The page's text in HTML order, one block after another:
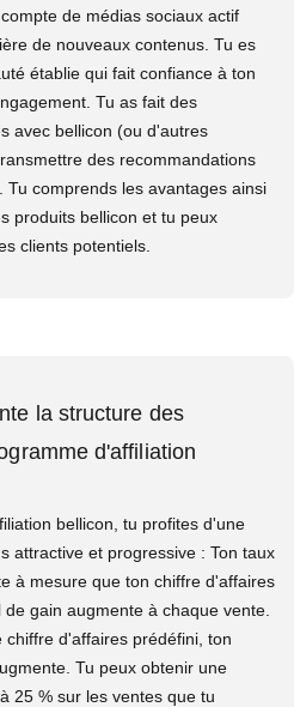
de médias sociaux actif
de nouveaux contenus. Tu es
établie qui fait confiance à ton
Tu as fait des
avec bellicon (ou d'autres
des recommandations
Tu comprends les avantages ainsi
produits bellicon et tu peux
clients potentiels.
la structure des
d'affiliation
bellicon, tu profites d'une
attractive et progressive : Ton taux
à mesure que ton chiffre d'affaires
gain augmente à chaque vente.
chiffre d'affaires prédéfini, ton
Tu peux obtenir une
25 % sur les ventes que tu